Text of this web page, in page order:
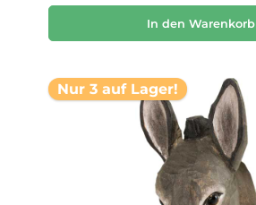
In den Warenkorb
Nur 3 auf Lager!